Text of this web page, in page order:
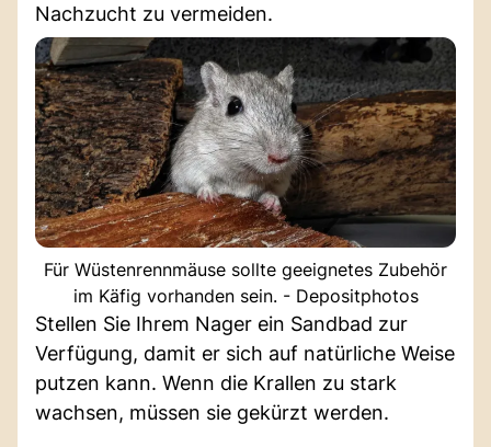
Nachzucht zu vermeiden.
Für Wüstenrennmäuse sollte geeignetes Zubehör
im Käfig vorhanden sein. - Depositphotos
Stellen Sie Ihrem Nager ein Sandbad zur
Verfügung, damit er sich auf natürliche Weise
putzen kann. Wenn die Krallen zu stark
wachsen, müssen sie gekürzt werden.